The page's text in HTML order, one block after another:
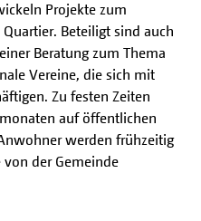
Projekte zum
Beteiligt sind auch
Beratung zum Thema
Vereine, die sich mit
Zu festen Zeiten
auf öffentlichen
werden frühzeitig
der Gemeinde